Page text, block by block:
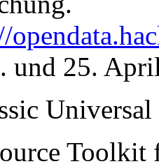
und 25.